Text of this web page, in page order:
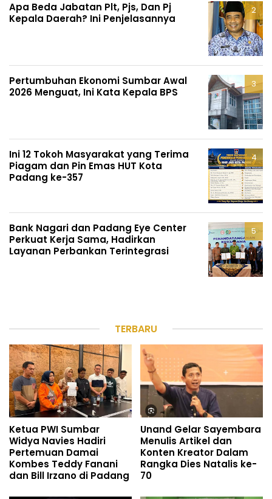
Apa Beda Jabatan Plt, Pjs, Dan Pj
Kepala Daerah? Ini Penjelasannya
Pertumbuhan Ekonomi Sumbar Awal
2026 Menguat, Ini Kata Kepala BPS
Ini 12 Tokoh Masyarakat yang Terima
Piagam dan Pin Emas HUT Kota
Padang ke-357
Bank Nagari dan Padang Eye Center
Perkuat Kerja Sama, Hadirkan
Layanan Perbankan Terintegrasi
TERBARU
Ketua PWI Sumbar
Widya Navies Hadiri
Pertemuan Damai
Kombes Teddy Fanani
dan Bill Irzano di Padang
Unand Gelar Sayembara
Menulis Artikel dan
Konten Kreator Dalam
Rangka Dies Natalis ke-
70